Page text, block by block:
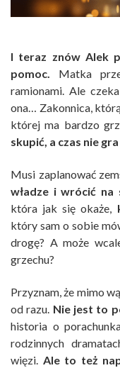
I teraz znów Alek
pomoc. Matka
ramionami. Ale
ona… Zakonnica,
której ma bardzo
skupić, a czas nie
Musi zaplanować
władze i wrócić na
która jak się okaże,
który sam o sobie
drogę? A może
grzechu?
Przyznam, że mimo
od razu. Nie jest to
historia o
rodzinnych
więzi. Ale to też